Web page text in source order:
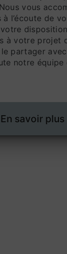
vous
à l’écoute de
à votre projet
partager
notre
En savoir plus